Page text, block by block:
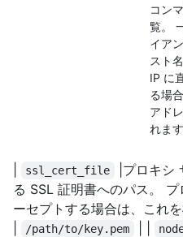
コン
覧。
イア
スト
IP に
る場
アド
れます
ssl_cert_file
|プロキシ
る SSL 証明書へのパス。
ーセプトする場合は、これ
/path/to/key.pem